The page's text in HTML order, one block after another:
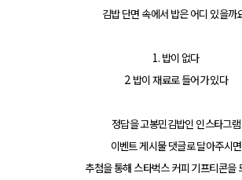
김밥 단면 속에서 밥은 어디 있을까
1. 밥이 없다
2. 밥이 재료로 들어가 있다
정답을 고봉민김밥인 인스타그램
이벤트 게시물 댓글로 달아주시면
추첨을 통해 스타벅스 커피 기프티콘을